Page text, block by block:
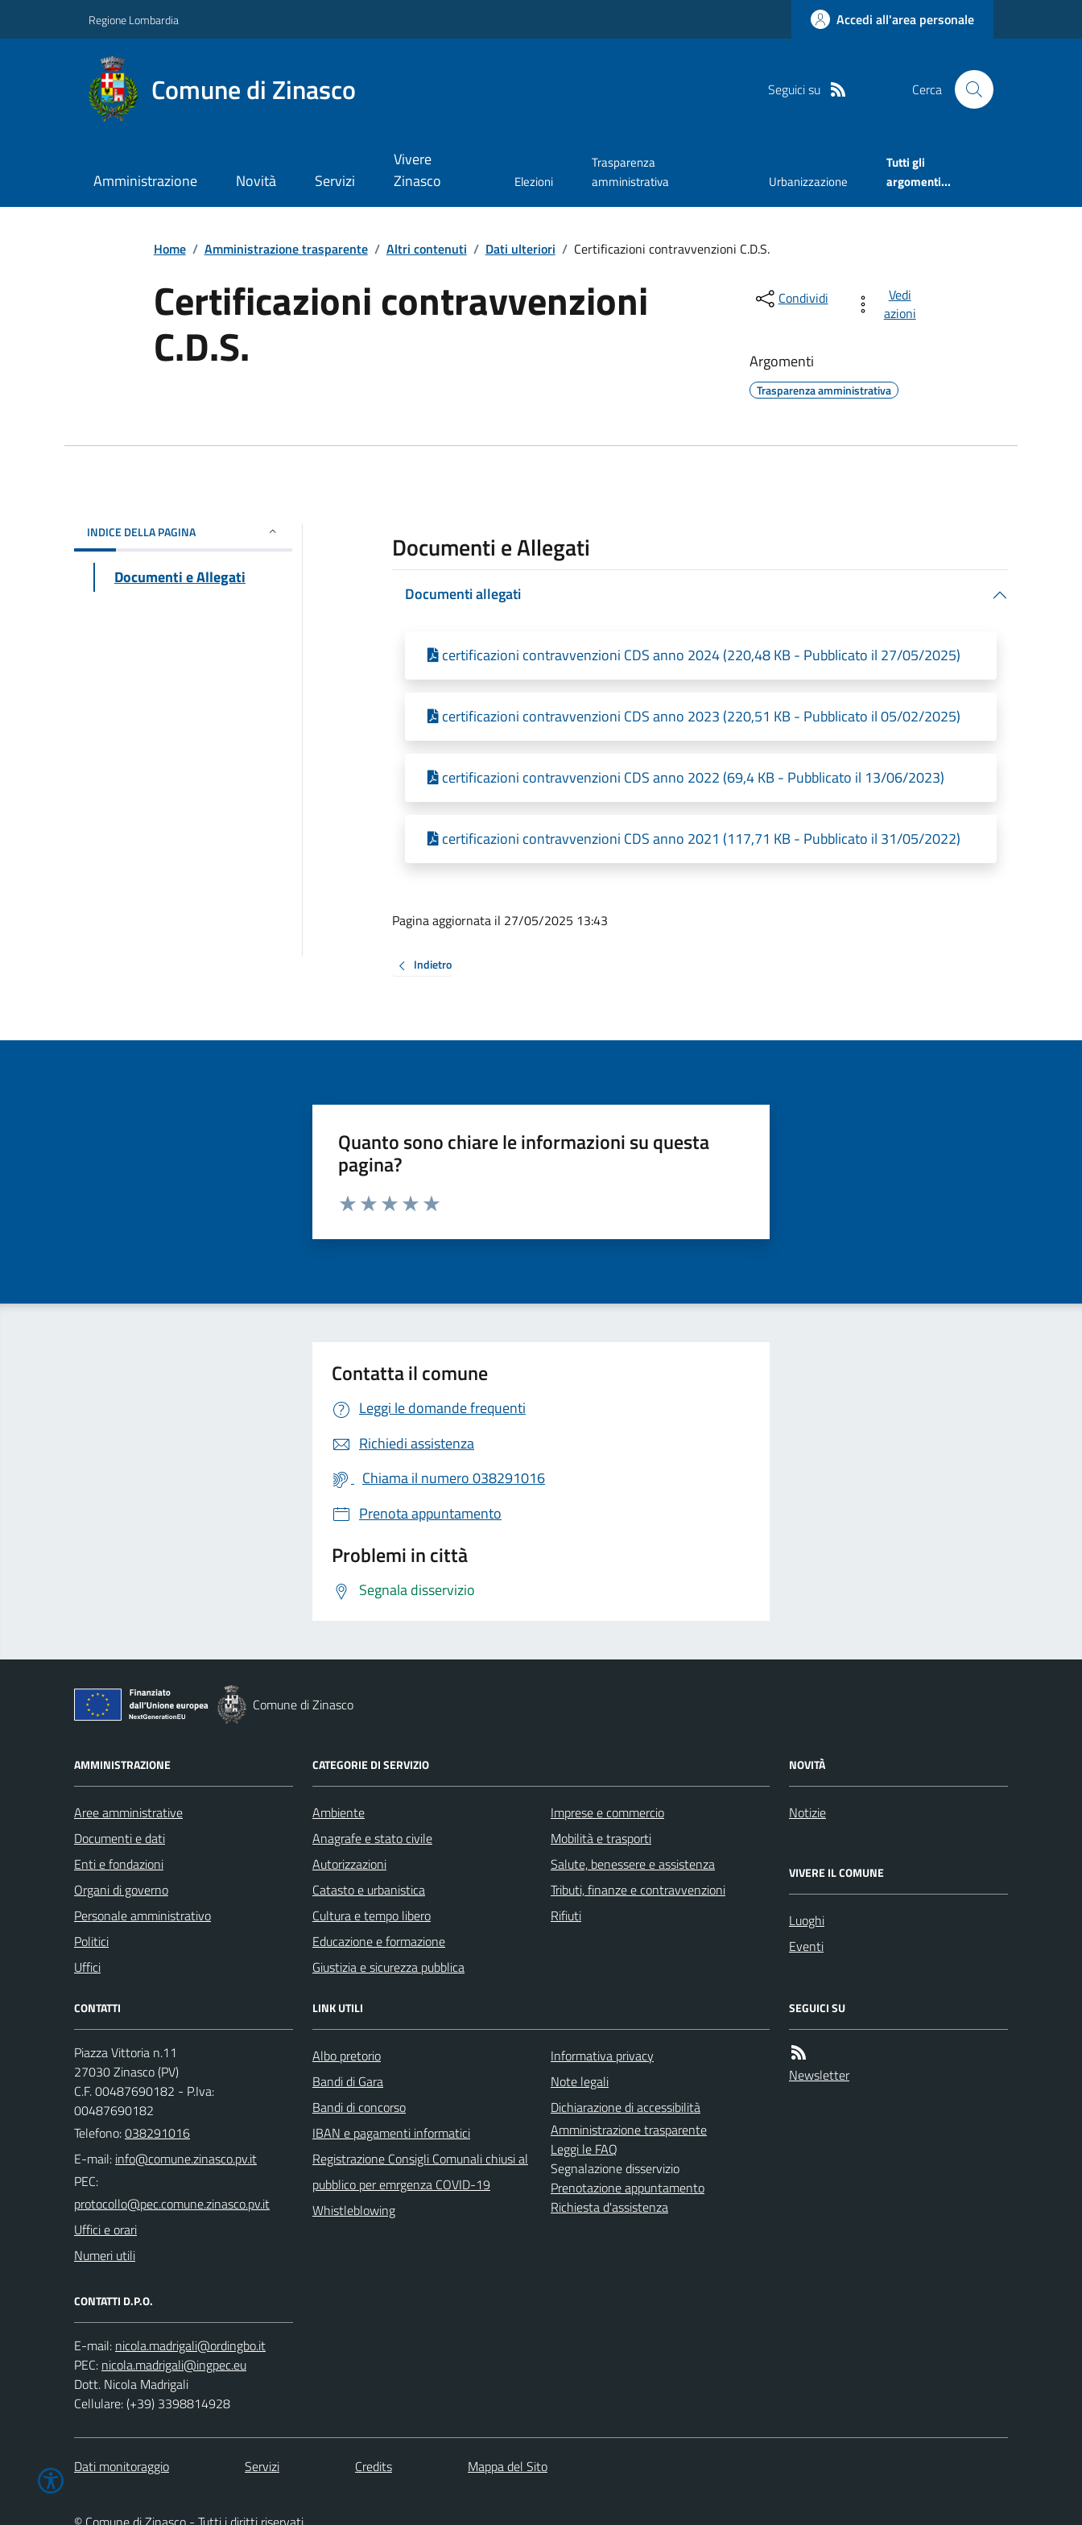
Regione Lombardia Accedi all'area personale
Comune di Zinasco Seguici su Cerca
Amministrazione Novità Servizi
Vivere
Zinasco
Elezioni
Trasparenza
amministrativa
Urbanizzazione
Tutti gli
argomenti...
Home / Amministrazione trasparente / Altri contenuti / Dati ulteriori / Certificazioni contravvenzioni C.D.S.
Certificazioni contravvenzioni
C.D.S.
Condividi
Vedi
azioni
Argomenti
Trasparenza amministrativa
INDICE DELLA PAGINA
Documenti e Allegati
Documenti e Allegati
Documenti allegati
certificazioni contravvenzioni CDS anno 2024 (220,48 KB - Pubblicato il 27/05/2025)
certificazioni contravvenzioni CDS anno 2023 (220,51 KB - Pubblicato il 05/02/2025)
certificazioni contravvenzioni CDS anno 2022 (69,4 KB - Pubblicato il 13/06/2023)
certificazioni contravvenzioni CDS anno 2021 (117,71 KB - Pubblicato il 31/05/2022)
Pagina aggiornata il 27/05/2025 13:43
Indietro
Quanto sono chiare le informazioni su questa
pagina?
Valuta da 1 a 5 stelle la pagina
Contatta il comune
Leggi le domande frequenti
Richiedi assistenza
Chiama il numero 038291016
Prenota appuntamento
Problemi in città
Segnala disservizio
Comune di Zinasco
AMMINISTRAZIONE
Aree amministrative
Documenti e dati
Enti e fondazioni
Organi di governo
Personale amministrativo
Politici
Uffici
CATEGORIE DI SERVIZIO
Ambiente
Anagrafe e stato civile
Autorizzazioni
Catasto e urbanistica
Cultura e tempo libero
Educazione e formazione
Giustizia e sicurezza pubblica
Imprese e commercio
Mobilità e trasporti
Salute, benessere e assistenza
Tributi, finanze e contravvenzioni
Rifiuti
NOVITÀ
Notizie
VIVERE IL COMUNE
Luoghi
Eventi
CONTATTI
Piazza Vittoria n.11
27030 Zinasco (PV)
C.F. 00487690182 - P.Iva:
00487690182
Telefono:038291016
E-mail:
PEC:
Uffici e orari
Numeri utili
CONTATTI D.P.O.
E-mail:
PEC:
Dott. Nicola Madrigali
Cellulare: (+39) 3398814928
LINK UTILI
Albo pretorio
Bandi di Gara
Bandi di concorso
IBAN e pagamenti informatici
Registrazione Consigli Comunali chiusi al
pubblico per emrgenza COVID-19
Whistleblowing
Informativa privacy
Note legali
Dichiarazione di accessibilità
Amministrazione trasparente
Leggi le FAQ
Segnalazione disservizio
Prenotazione appuntamento
Richiesta d'assistenza
SEGUICI SU
Newsletter
Dati monitoraggio Servizi Credits Mappa del Sito